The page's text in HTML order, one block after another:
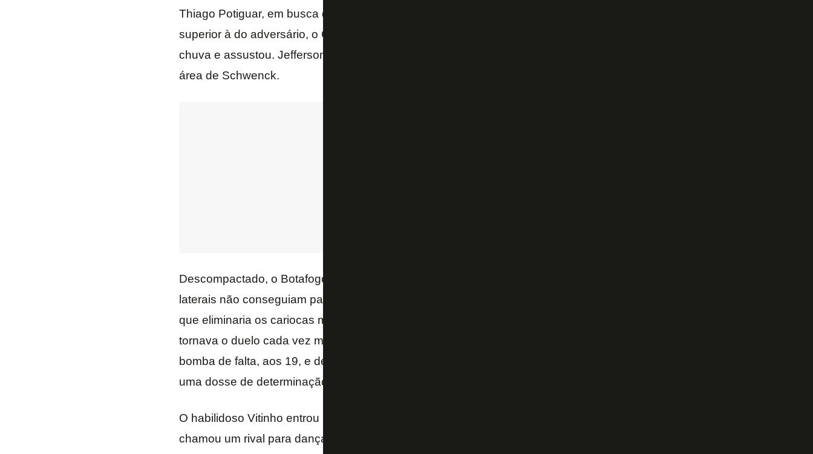
Thiago Potiguar, em busca de mais mobilidade na armação. E deu certo. Com posse
superior à do adversário, o CRB se adaptou melhor ao gramado encharcado pela
chuva e assustou. Jefferson teve trabalho com chutes de longe e com a presença de
área de Schwenck.
Descompactado, o Botafogo parecia até ter um a menos. Seedorf era discreto, e os
laterais não conseguiam passar da linha central. A iminência do empate do visitante,
que eliminaria os cariocas mais uma vez prematuramente de uma Copa do Brasil,
tornava o duelo cada vez mais emocionante. Seedorf carimbou o travessão numa
bomba de falta, aos 19, e despertou os companheiros. Com a bronca de Oswaldo e
uma dosse de determinação, o equilíbrio voltou.
O habilidoso Vitinho entrou para segurar a bola, mas foi o craque holandês que
chamou um rival para dançar, ao colocar entre as pernas de Jhonnatthan perto da